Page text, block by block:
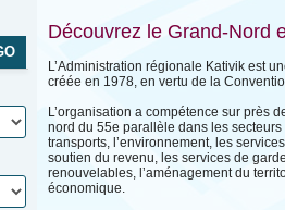
Découvrez le Grand-Nord
L’Administration régionale Kativik est
créée en 1978, en vertu de la
L’organisation a compétence sur près
nord du 55e parallèle dans les
transports, l’environnement, les
soutien du revenu, les services de
renouvelables, l’aménagement du
économique.